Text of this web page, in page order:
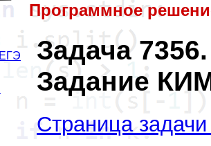
Программное
Задача
Задание
Страница